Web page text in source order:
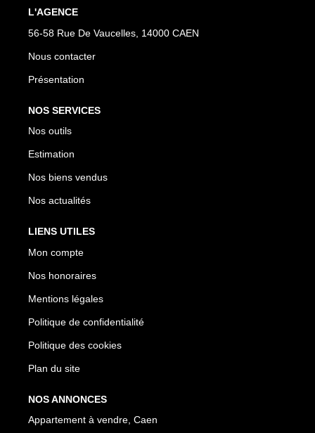
L'AGENCE
56-58 Rue De Vaucelles, 14000 CAEN
Nous contacter
Présentation
NOS SERVICES
Nos outils
Estimation
Nos biens vendus
Nos actualités
LIENS UTILES
Mon compte
Nos honoraires
Mentions légales
Politique de confidentialité
Politique des cookies
Plan du site
NOS ANNONCES
Appartement à vendre, Caen